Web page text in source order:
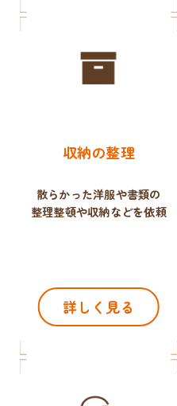
収納の整理
散らかった洋服や書類の
整理整頓や収納などを依頼
詳しく見る